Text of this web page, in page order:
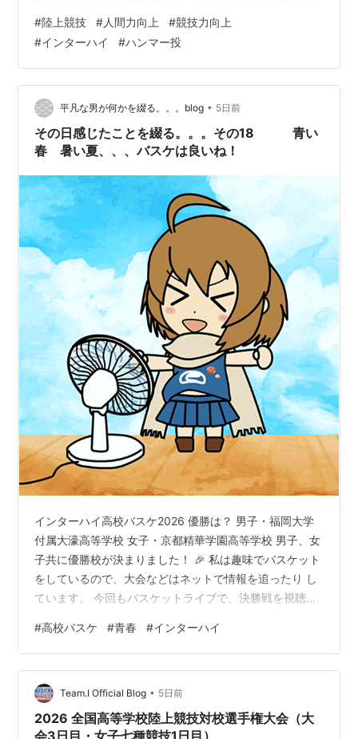
いの絶望感… 悔しさなのか…情けなさなのか… しかしそ
れを整理してまた新たな一歩を踏み出すのは… 本人にし
かできない。 またあの愛椛スマイルが見られるまで… 応
援するぞ！ お疲れさま！ そして、ありがとう！
#陸上競技 #人間力向上 #競技力向上
#インターハイ #ハンマー投
平凡な男が何かを綴る。。。blog • 5日前
その日感じたことを綴る。。。その18 青い
春 暑い夏、、、バスケは良いね！
インターハイ高校バスケ2026 優勝は？ 男子・福岡大学
付属大濠高等学校 女子・京都精華学園高等学校 男子、女
子共に優勝校が決まりました！ 🎉 私は趣味でバスケット
をしているので、大会などはネットで情報を追ったり し
ています。 今回もバスケットライブで、決勝戦を視聴し
ね！ おじさんは感動してテンションが上がりました！
(実際はクーラーのきいた部屋で、ゴロゴロしながら視聴
していた)(;^_^A 育成年代のバスケット技術がほんとに高
い！ 最近の若い子は本当に技術がすごい、、、 おじさん
がまだ10代の頃、ひたむきにバスケをしていた当時に比
べたら 確実…
#高校バスケ #青春 #インターハイ
Team.I Official Blog • 5日前
2026 全国高等学校陸上競技対校選手権大会（大
会3日目・女子七種競技1日目）